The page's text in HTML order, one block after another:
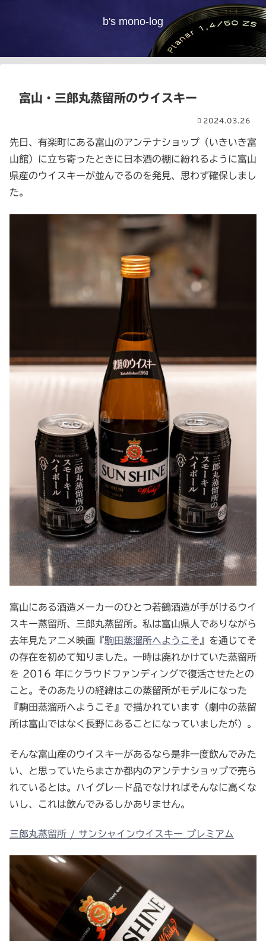
b's mono-log
富山・三郎丸蒸留所のウイスキー
2024.03.26
先日、有楽町にある富山のアンテナショップ（いきいき富
山館）に立ち寄ったときに日本酒の棚に紛れるように富山
県産のウイスキーが並んでるのを発見、思わず確保しまし
た。
富山にある酒造メーカーのひとつ若鶴酒造が手がけるウイ
スキー蒸留所、三郎丸蒸留所。私は富山県人でありながら
去年見たアニメ映画『駒田蒸溜所へようこそ 』を通じてそ
の存在を初めて知りました。一時は廃れかけていた蒸留所
を 2016 年にクラウドファンディングで復活させたとの
こと。そのあたりの経緯はこの蒸留所がモデルになった
『駒田蒸溜所へようこそ』で描かれています（劇中の蒸留
所は富山ではなく長野にあることになっていましたが）。
そんな富山産のウイスキーがあるなら是非一度飲んでみた
い、と思っていたらまさか都内のアンテナショップで売ら
れているとは。ハイグレード品でなければそんなに高くな
いし、これは飲んでみるしかありません。
三郎丸蒸留所 / サンシャインウイスキー プレミアム